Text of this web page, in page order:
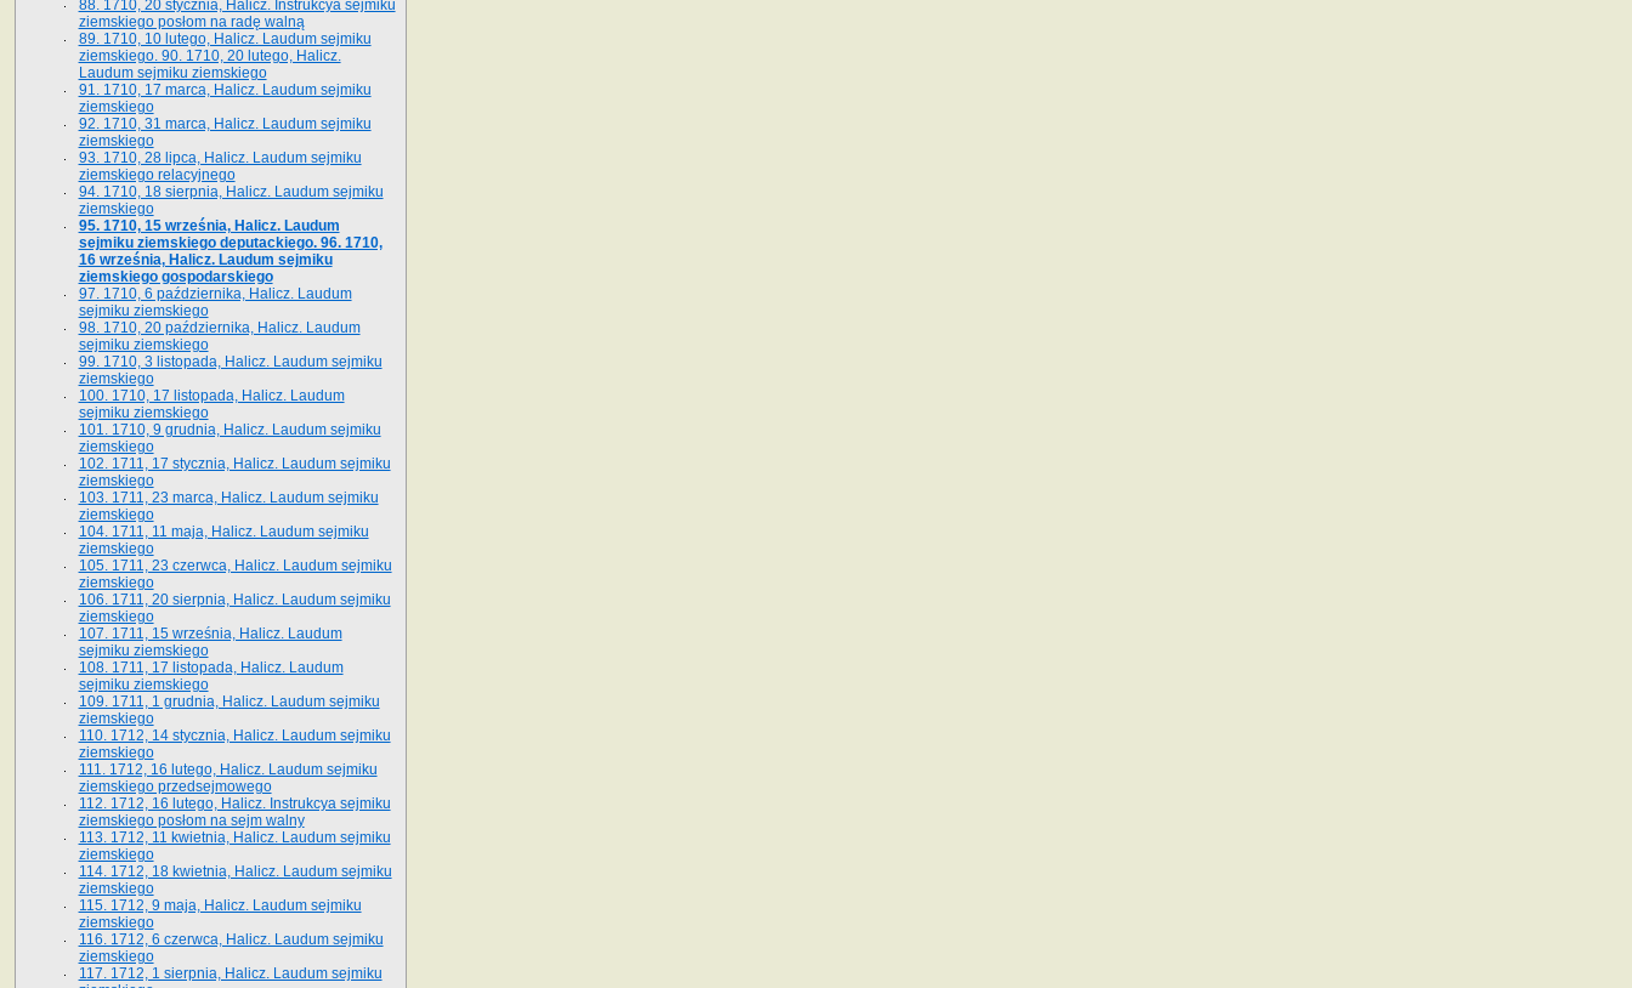
88. 1710, 20 stycznia, Halicz. Instrukcya sejmiku
ziemskiego posłom na radę walną
89. 1710, 10 lutego, Halicz. Laudum sejmiku
ziemskiego. 90. 1710, 20 lutego, Halicz.
Laudum sejmiku ziemskiego
91. 1710, 17 marca, Halicz. Laudum sejmiku
ziemskiego
92. 1710, 31 marca, Halicz. Laudum sejmiku
ziemskiego
93. 1710, 28 lipca, Halicz. Laudum sejmiku
ziemskiego relacyjnego
94. 1710, 18 sierpnia, Halicz. Laudum sejmiku
ziemskiego
95. 1710, 15 września, Halicz. Laudum
sejmiku ziemskiego deputackiego. 96. 1710,
16 września, Halicz. Laudum sejmiku
ziemskiego gospodarskiego
97. 1710, 6 października, Halicz. Laudum
sejmiku ziemskiego
98. 1710, 20 października, Halicz. Laudum
sejmiku ziemskiego
99. 1710, 3 listopada, Halicz. Laudum sejmiku
ziemskiego
100. 1710, 17 listopada, Halicz. Laudum
sejmiku ziemskiego
101. 1710, 9 grudnia, Halicz. Laudum sejmiku
ziemskiego
102. 1711, 17 stycznia, Halicz. Laudum sejmiku
ziemskiego
103. 1711, 23 marca, Halicz. Laudum sejmiku
ziemskiego
104. 1711, 11 maja, Halicz. Laudum sejmiku
ziemskiego
105. 1711, 23 czerwca, Halicz. Laudum sejmiku
ziemskiego
106. 1711, 20 sierpnia, Halicz. Laudum sejmiku
ziemskiego
107. 1711, 15 września, Halicz. Laudum
sejmiku ziemskiego
108. 1711, 17 listopada, Halicz. Laudum
sejmiku ziemskiego
109. 1711, 1 grudnia, Halicz. Laudum sejmiku
ziemskiego
110. 1712, 14 stycznia, Halicz. Laudum sejmiku
ziemskiego
111. 1712, 16 lutego, Halicz. Laudum sejmiku
ziemskiego przedsejmowego
112. 1712, 16 lutego, Halicz. Instrukcya sejmiku
ziemskiego posłom na sejm walny
113. 1712, 11 kwietnia, Halicz. Laudum sejmiku
ziemskiego
114. 1712, 18 kwietnia, Halicz. Laudum sejmiku
ziemskiego
115. 1712, 9 maja, Halicz. Laudum sejmiku
ziemskiego
116. 1712, 6 czerwca, Halicz. Laudum sejmiku
ziemskiego
117. 1712, 1 sierpnia, Halicz. Laudum sejmiku